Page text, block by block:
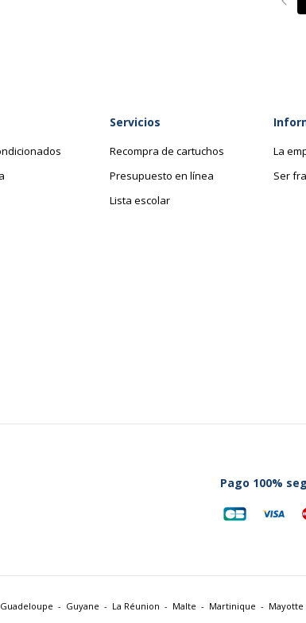
Servicios
Recompra de cartuchos
Presupuesto en línea
Lista escolar
La
Ser
Pago 100%
Guadeloupe Guyane La Réunion Malte Martinique Mayotte